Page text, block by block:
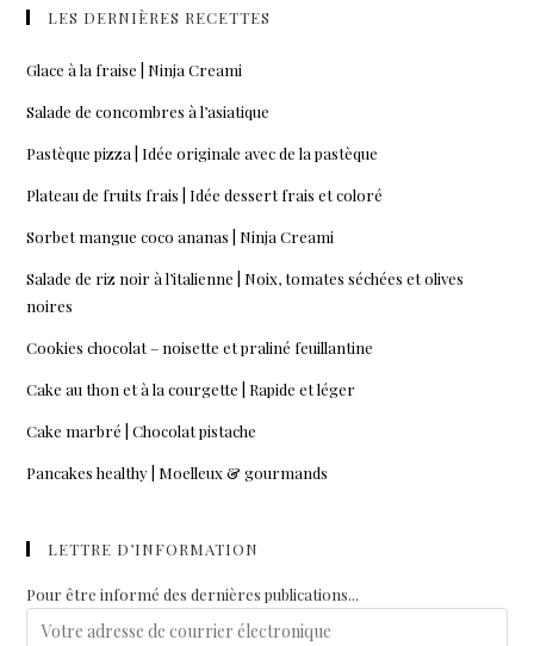
LES DERNIÈRES RECETTES
Glace à la fraise | Ninja Creami
Salade de concombres à l’asiatique
Pastèque pizza | Idée originale avec de la pastèque
Plateau de fruits frais | Idée dessert frais et coloré
Sorbet mangue coco ananas | Ninja Creami
Salade de riz noir à l’italienne | Noix, tomates séchées et olives
noires
Cookies chocolat – noisette et praliné feuillantine
Cake au thon et à la courgette | Rapide et léger
Cake marbré | Chocolat pistache
Pancakes healthy | Moelleux & gourmands
LETTRE D’INFORMATION
Pour être informé des dernières publications...